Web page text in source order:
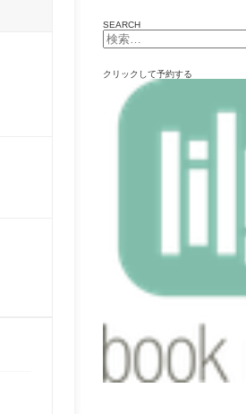
SEARCH
検
索:
クリックして予約する